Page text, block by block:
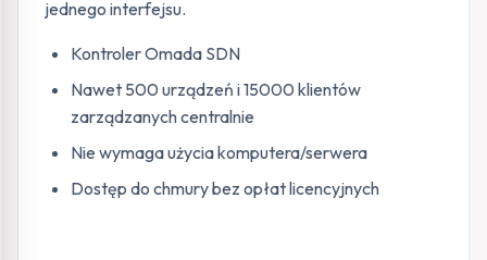
jednego interfejsu.
Kontroler Omada SDN
Nawet 500 urządzeń i 15000 klientów
zarządzanych centralnie
Nie wymaga użycia komputera/serwera
Dostęp do chmury bez opłat licencyjnych